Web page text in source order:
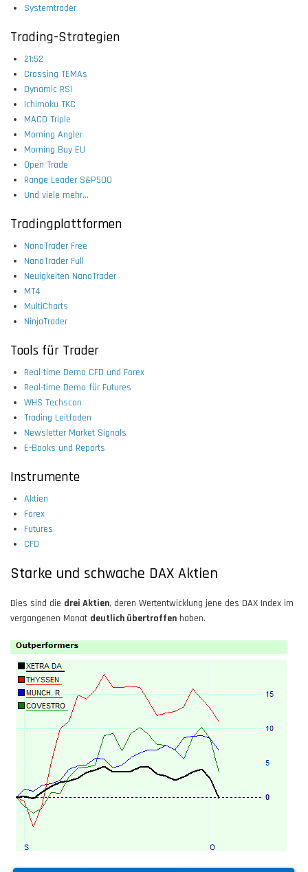
Systemtrader
Trading-Strategien
21:52
Crossing TEMAs
Dynamic RSI
Ichimoku TKC
MACD Triple
Morning Angler
Morning Buy EU
Open Trade
Range Leader S&P500
Und viele mehr...
Tradingplattformen
NanoTrader Free
NanoTrader Full
Neuigkeiten NanoTrader
MT4
MultiCharts
NinjaTrader
Tools für Trader
Real-time Demo CFD und Forex
Real-time Demo für Futures
WHS Techscan
Trading Leitfaden
Newsletter Market Signals
E-Books und Reports
Instrumente
Aktien
Forex
Futures
CFD
Starke und schwache DAX Aktien
Dies sind die drei Aktien, deren Wertentwicklung jene des DAX Index im
vergangenen Monat deutlich übertroffen haben.